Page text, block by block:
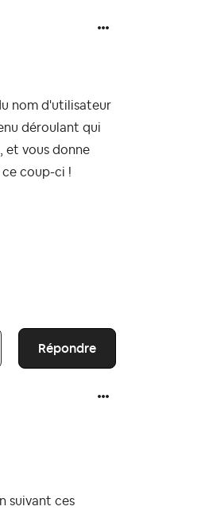
nom d'utilisateur
déroulant qui
et vous donne
ce coup-ci !
Répondre
suivant ces